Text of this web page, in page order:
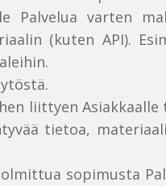
Palvelua varten
(kuten API).
liittyen
tietoa,
sopimusta